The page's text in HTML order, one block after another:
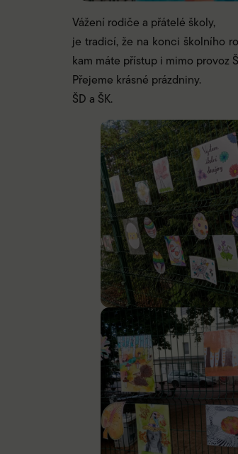
Vážení rodiče a přátelé školy,
je tradicí, že na konci školního
kam máte přístup i mimo provoz
Přejeme krásné prázdniny.
ŠD a ŠK.